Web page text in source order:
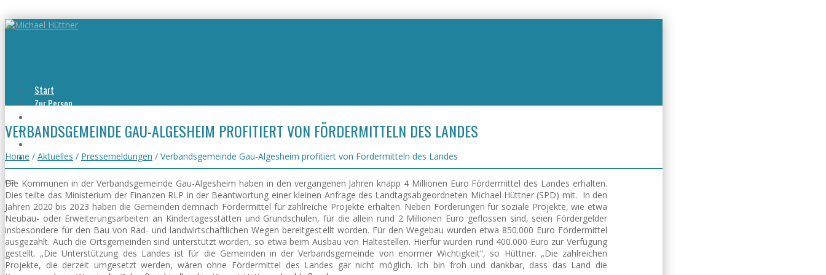
Start
Zur Person
Viel erreicht
Kontakt
VERBANDSGEMEINDE GAU-ALGESHEIM PROFITIERT VON FÖRDERMITTELN DES LANDES
Home / Aktuelles / Pressemeldungen / Verbandsgemeinde Gau-Algesheim profitiert von Fördermitteln des Landes
Die Kommunen in der Verbandsgemeinde Gau-Algesheim haben in den vergangenen Jahren knapp 4 Millionen Euro Fördermittel des Landes erhalten.
Dies teilte das Ministerium der Finanzen RLP in der Beantwortung einer kleinen Anfrage des Landtagsabgeordneten Michael Hüttner (SPD) mit. In den
Jahren 2020 bis 2023 haben die Gemeinden demnach Fördermittel für zahlreiche Projekte erhalten. Neben Förderungen für soziale Projekte, wie etwa
Neubau- oder Erweiterungsarbeiten an Kindertagesstätten und Grundschulen, für die allein rund 2 Millionen Euro geflossen sind, seien Fördergelder
insbesondere für den Bau von Rad- und landwirtschaftlichen Wegen bereitgestellt worden. Für den Wegebau wurden etwa 850.000 Euro Fördermittel
ausgezahlt. Auch die Ortsgemeinden sind unterstützt worden, so etwa beim Ausbau von Haltestellen. Hierfür wurden rund 400.000 Euro zur Verfügung
gestellt. „Die Unterstützung des Landes ist für die Gemeinden in der Verbandsgemeinde von enormer Wichtigkeit“, so Hüttner. „Die zahlreichen
Projekte, die derzeit umgesetzt werden, wären ohne Fördermittel des Landes gar nicht möglich. Ich bin froh und dankbar, dass das Land die